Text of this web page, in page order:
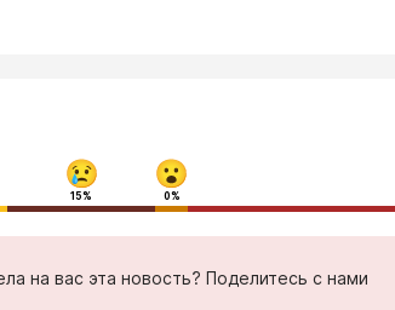
15% 0%
на вас эта новость? Поделитесь с нами